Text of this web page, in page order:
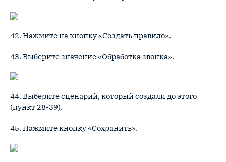
42. Нажмите на кнопку «Создать правило».
43. Выберите значение «Обработка звонка».
44. Выберите сценарий, который создали до этого
(пункт 28-39).
45. Нажмите кнопку «Сохранить».